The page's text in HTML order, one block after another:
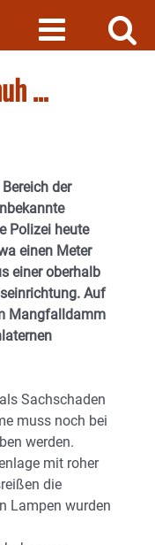
…
der
Polizei heute
einen Meter
einer oberhalb
Auf
Mangfalldamm
Sachschaden
muss noch bei
werden.
mit roher
die
Lampen wurden